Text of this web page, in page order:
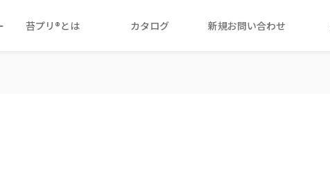
苔プリ®とは カタログ 新規お問い合わせ